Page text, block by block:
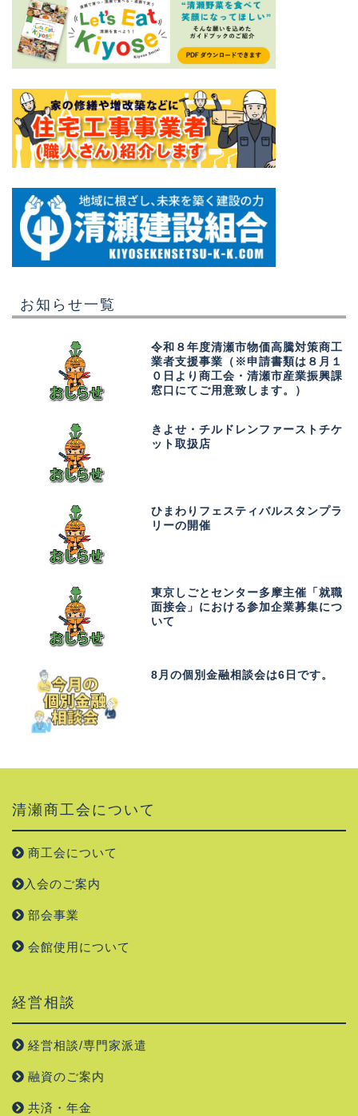
お知らせ一覧
令和８年度清瀬市物価高騰対策商工
業者支援事業（※申請書類は８月１
０日より商工会・清瀬市産業振興課
窓口にてご用意致します。）
きよせ・チルドレンファーストチケ
ット取扱店
ひまわりフェスティバルスタンプラ
リーの開催
東京しごとセンター多摩主催「就職
面接会」における参加企業募集につ
いて
8月の個別金融相談会は6日です。
清瀬商工会について
商工会について
入会のご案内
部会事業
会館使用について
経営相談
経営相談/専門家派遣
融資のご案内
共済・年金